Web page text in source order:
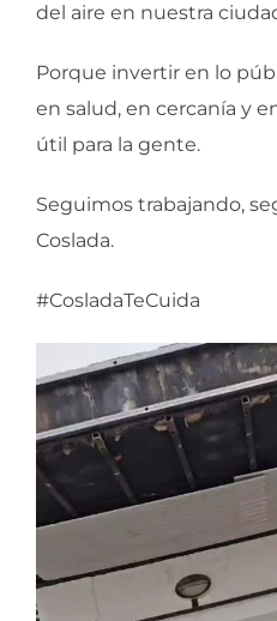
del aire en nuestra
Porque invertir en lo
en salud, en cercanía y
útil para la gente.
Seguimos trabajando,
Coslada.
#CosladaTeCuida